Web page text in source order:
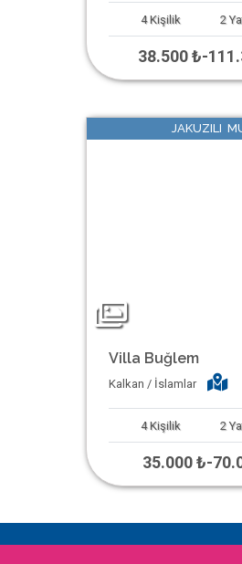
4 Kişilik 2
38.500 ₺-
JAKUZILI
Villa Buğlem
Kalkan / İslamlar
4 Kişilik 2
35.000 ₺-